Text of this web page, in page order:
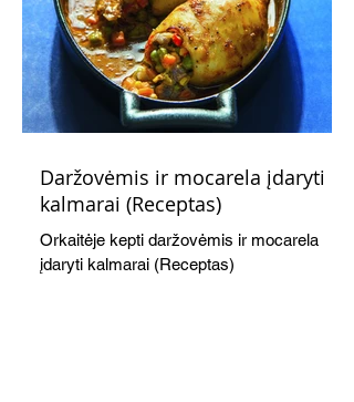
Daržovėmis ir mocarela įdaryti
kalmarai (Receptas)
Orkaitėje kepti daržovėmis ir mocarela
įdaryti kalmarai (Receptas)